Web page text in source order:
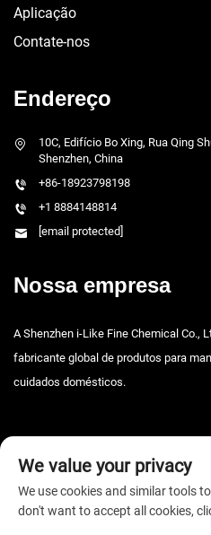
Aplicação
Contate-nos
Endereço
10C, Edifício Bo Xing, Rua Qing
Shenzhen, China
+86-18923798198
+1 8884148814
[email protected]
Nossa empresa
A Shenzhen i-Like Fine Chemical Co.,
fabricante global de produtos para
cuidados domésticos.
Direitos autorais © 2025 Shenzhen i-
We value your privacy
We use cookies and similar tools
don't want to accept all cookies,